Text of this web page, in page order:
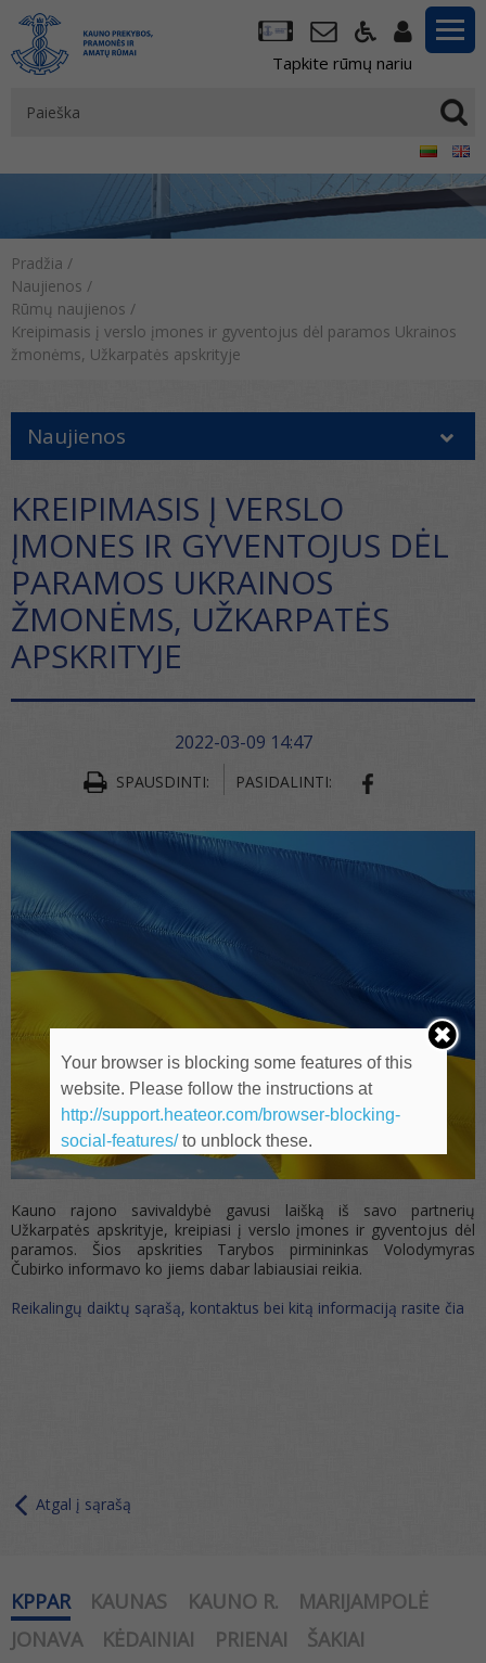
Tapkite rūmų nariu
Pradžia /
Naujienos /
Rūmų naujienos /
Kreipimasis į verslo įmones ir gyventojus dėl paramos Ukrainos
žmonėms, Užkarpatės apskrityje
Naujienos
KREIPIMASIS Į VERSLO
ĮMONES IR GYVENTOJUS DĖL
PARAMOS UKRAINOS
ŽMONĖMS, UŽKARPATĖS
APSKRITYJE
2022-03-09 14:47
SPAUSDINTI: PASIDALINTI:
Kauno rajono savivaldybė gavusi laišką iš savo partnerių
Užkarpatės apskrityje, kreipiasi į verslo įmones ir gyventojus dėl
paramos. Šios apskrities Tarybos pirmininkas Volodymyras
Čubirko informavo ko jiems dabar labiausiai reikia.
Reikalingų daiktų sąrašą, kontaktus bei kitą informaciją rasite čia
Atgal į sąrašą
KPPAR KAUNAS KAUNO R.
MARIJAMPOLĖ
JONAVA
KĖDAINIAI PRIENAI
ŠAKIAI
Your browser is blocking some features of this
website. Please follow the instructions at
http://support.heateor.com/browser-blocking-
social-features/to unblock these.